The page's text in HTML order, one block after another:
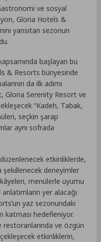
ve sosyal
Gloria Hotels &
yansıtan sezonun
başlayan bu
& Resorts bünyesinde
da ilk adımı
Gloria Serenity Resort ve
“Kadeh, Tabak,
seçkin şarap
aynı sofrada
etkinliklerde,
şekillenecek deneyimler
menülerle uyumu
yer alacağı
yaz sezonundaki
katması hedefleniyor.
restoranlarında ve özgün
etkinliklerin,